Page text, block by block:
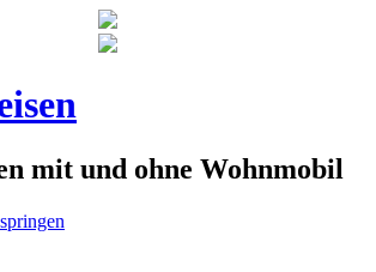
mit und ohne Wohnmobil